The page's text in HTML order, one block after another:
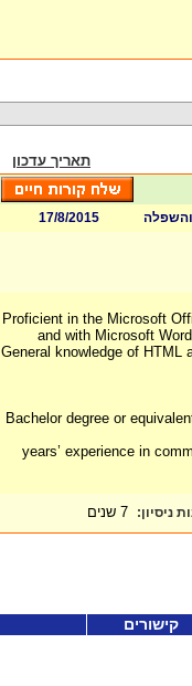
תאריך עדכון
17/8/2015
1. Proficient in the Microsoft
and with Microsoft
2. General knowledge of
1. Bachelor degree or
2. 5 years’ experience in
ניסיון: 7 שנים
קישורים